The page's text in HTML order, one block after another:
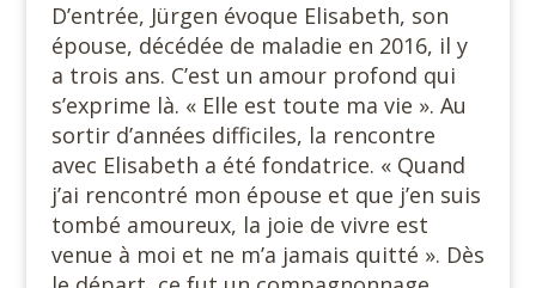
D’entrée, Jürgen évoque Elisabeth, son
épouse, décédée de maladie en 2016, il y
a trois ans. C’est un amour profond qui
s’exprime là. « Elle est toute ma vie ». Au
sortir d’années difficiles, la rencontre
avec Elisabeth a été fondatrice. « Quand
j’ai rencontré mon épouse et que j’en suis
tombé amoureux, la joie de vivre est
venue à moi et ne m’a jamais quitté ». Dès